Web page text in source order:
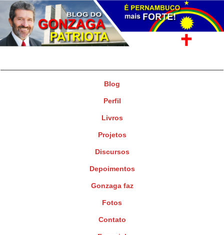
Blog
Perfil
Livros
Projetos
Discursos
Depoimentos
Gonzaga faz
Fotos
Contato